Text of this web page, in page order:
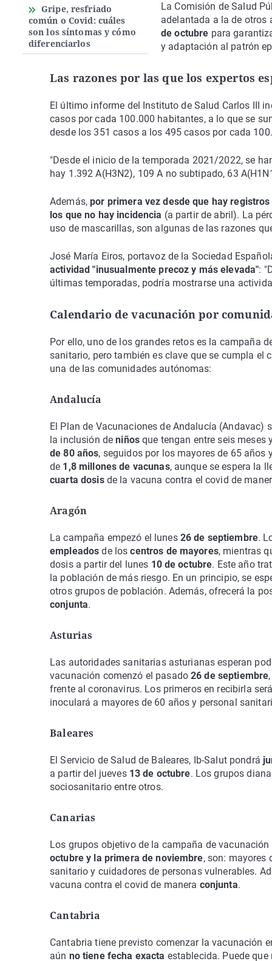
Gripe, resfriado
común o Covid: cuáles
son los síntomas y cómo
diferenciarlos
La Comisión de Salud
adelantada a la de
de octubre para
y adaptación al patrón
Las razones por las que los expertos
El último informe del Instituto de Salud Carlos III
casos por cada 100.000 habitantes, a lo que se
desde los 351 casos a los 495 casos por cada
"Desde el inicio de la temporada 2021/2022, se
hay 1.392 A(H3N2), 109 A no subtipado, 63
Además,por primera vez desde que hay
los que no hay incidencia (a partir de abril). La
uso de mascarillas, son algunas de las razones
José María Eiros, portavoz de la Sociedad
actividad "inusualmente precoz y más elevada":
últimas temporadas, podría mostrarse una
Calendario de vacunación por
Por ello, uno de los grandes retos es la campaña
sanitario, pero también es clave que se cumpla el
una de las comunidades autónomas:
Andalucía
El Plan de Vacunaciones de Andalucía (Andavac)
la inclusión deniñosque tengan entre seis
de 80 años, seguidos por los mayores de 65
de 1,8 millones de vacunas, aunque se espera la
cuarta dosis de la vacuna contra el covid de
Aragón
La campaña empezó el lunes26 de septiembre.
empleados de loscentros de mayores, mientras
dosis a partir del lunes 10 de octubre. Este año
la población de más riesgo. En un principio, se
otros grupos de población. Además, ofrecerá la
conjunta.
Asturias
Las autoridades sanitarias asturianas esperan
vacunación comenzó el pasado26 de septiembre
frente al coronavirus. Los primeros en recibirla
inoculará a mayores de 60 años y personal
Baleares
El Servicio de Salud de Baleares, Ib-Salut pondrá
a partir del jueves 13 de octubre. Los grupos
sociosanitario entre otros.
Canarias
Los grupos objetivo de la campaña de
octubre y la primera de noviembre, son: mayores
sanitario y cuidadores de personas vulnerables.
vacuna contra el covid de manera conjunta.
Cantabria
Cantabria tiene previsto comenzar la vacunación
aún no tiene fecha exacta establecida. Puede